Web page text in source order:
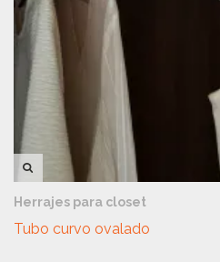
VISTA RÁPIDA
Herrajes para closet
Tubo curvo ovalado